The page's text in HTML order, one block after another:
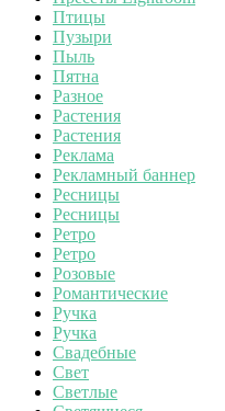
Птицы
Пузыри
Пыль
Пятна
Разное
Растения
Растения
Реклама
Рекламный баннер
Ресницы
Ресницы
Ретро
Ретро
Розовые
Романтические
Ручка
Ручка
Свадебные
Свет
Светлые